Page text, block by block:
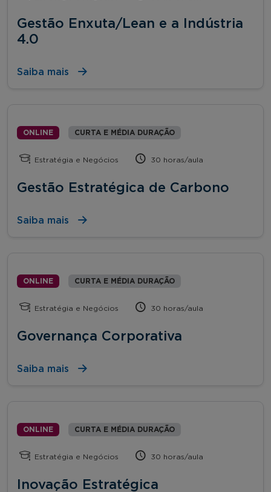
Gestão Enxuta/Lean e a Indústria
4.0
Saiba mais
ONLINE CURTA E MÉDIA DURAÇÃO
Estratégia e Negócios 30 horas/aula
Gestão Estratégica de Carbono
Saiba mais
ONLINE CURTA E MÉDIA DURAÇÃO
Estratégia e Negócios 30 horas/aula
Governança Corporativa
Saiba mais
ONLINE CURTA E MÉDIA DURAÇÃO
Estratégia e Negócios 30 horas/aula
Inovação Estratégica